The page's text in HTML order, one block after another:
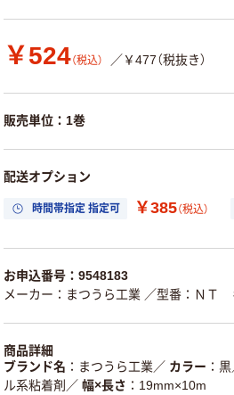
￥524（税込） ／￥477（税抜き）
販売単位：1巻
配送オプション
時間帯指定 指定可 ￥385（税込）
お申込番号：9548183
メーカー：まつうら工業 ／型番：ＮＴ
商品詳細
ブランド名
まつうら工業 ／ カラー 黒
ル系粘着剤 ／ 幅×長さ
19mm×10m